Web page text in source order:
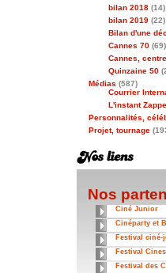
bilan 2018 (14)
bilan 2019 (22)
Bilan d'une
Cannes 70 (69)
Cannes,
Quinzaine 50
Médias (587)
Courrier
L'instant
Personnalités,
Projet, tournage
Nos
Ciné Junior
Cinéparty et
Festival
Festival
Festival des